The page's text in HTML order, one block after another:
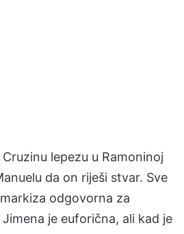
lepezu u Ramoninoj
da on riješi stvar. Sve
odgovorna za
je euforična, ali kad je